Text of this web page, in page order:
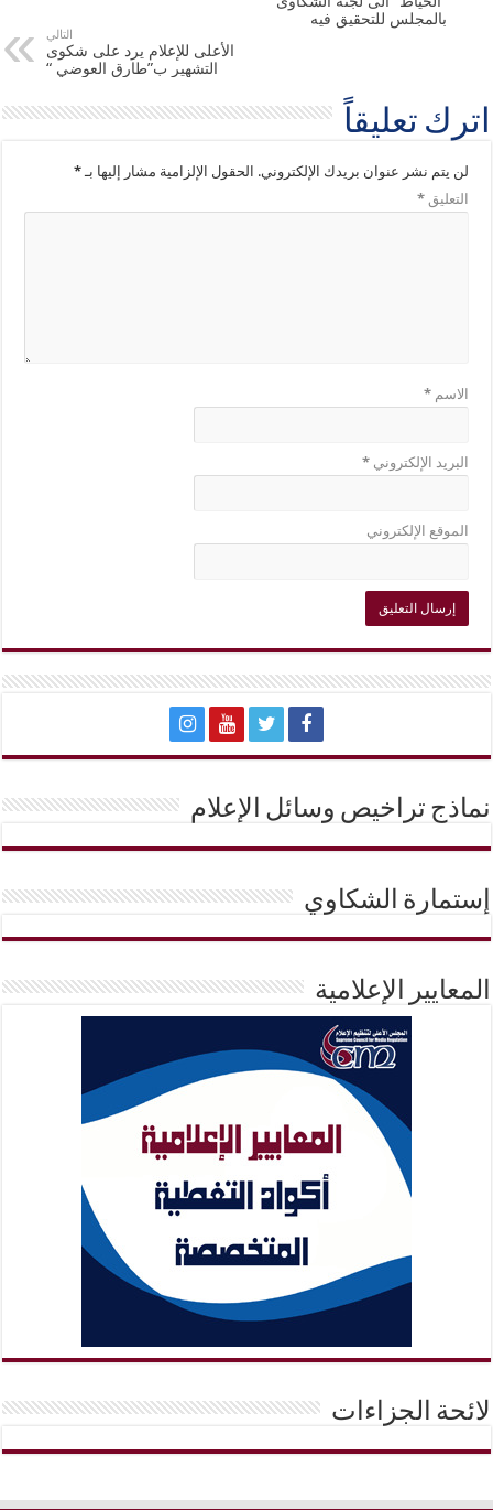
بالمجلس للتحقيق فيه
التالي
الأعلى للإعلام يرد على شكوى
التشهير ب”طارق العوضي “
اترك تعليقاً
لن يتم نشر عنوان بريدك الإلكتروني. الحقول الإلزامية مشار إليها بـ*
التعليق*
الاسم*
البريد الإلكتروني*
الموقع الإلكتروني
نماذج تراخيص وسائل الإعلام
إستمارة الشكاوي
المعايير الإعلامية
لائحة الجزاءات